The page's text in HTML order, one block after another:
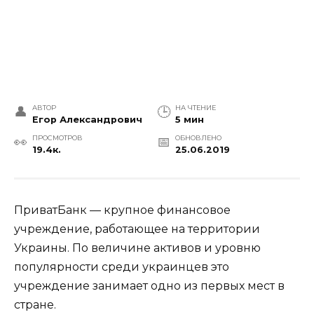
АВТОР
Егор Александрович
НА ЧТЕНИЕ
5 мин
ПРОСМОТРОВ
19.4к.
ОБНОВЛЕНО
25.06.2019
ПриватБанк — крупное финансовое
учреждение, работающее на территории
Украины. По величине активов и уровню
популярности среди украинцев это
учреждение занимает одно из первых мест в
стране.